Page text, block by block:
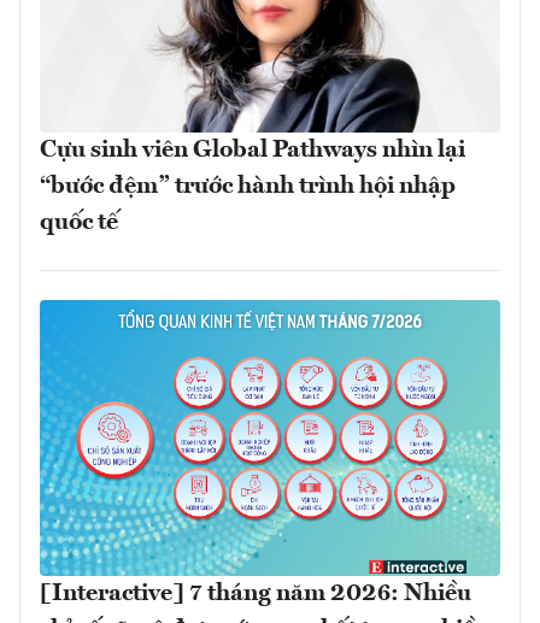
Cựu sinh viên Global Pathways nhìn lại
“bước đệm” trước hành trình hội nhập
quốc tế
[Interactive] 7 tháng năm 2026: Nhiều